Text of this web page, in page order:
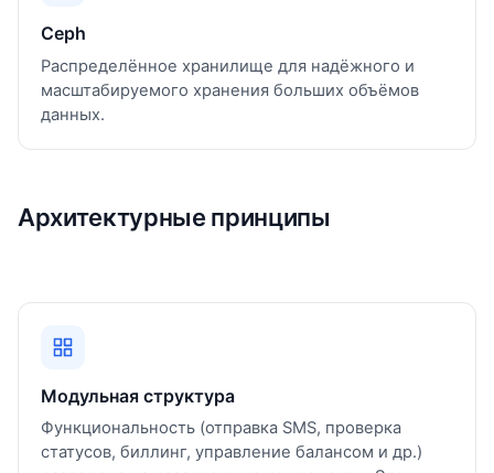
Ceph
Распределённое хранилище для надёжного и
масштабируемого хранения больших объёмов
данных.
Архитектурные принципы
Модульная структура
Функциональность (отправка SMS, проверка
статусов, биллинг, управление балансом и др.)